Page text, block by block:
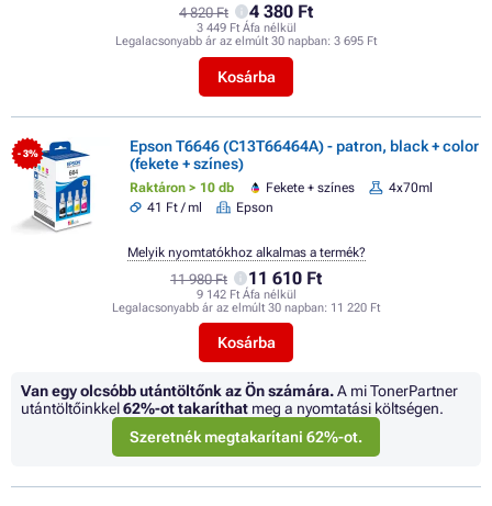
4 820 Ft 4 380 Ft
3 449 Ft Áfa nélkül
Legalacsonyabb ár az elmúlt 30 napban: 3 695 Ft
Kosárba
- 3%
Epson T6646 (C13T66464A) - patron, black + color
(fekete + színes)
Raktáron > 10 db Fekete + színes
4x70ml
41 Ft / ml
Epson
11 980 Ft 11 610 Ft
9 142 Ft Áfa nélkül
Legalacsonyabb ár az elmúlt 30 napban: 11 220 Ft
Kosárba
Melyik nyomtatókhoz alkalmas a termék?
Van egy olcsóbb utántöltőnk az Ön számára.A mi TonerPartner
utántöltőinkkel62%-ot takaríthat meg a nyomtatási költségen.
Szeretnék megtakarítani 62%-ot.